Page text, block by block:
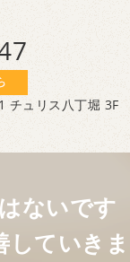
チュリス八丁堀 3F
ないです
していきま